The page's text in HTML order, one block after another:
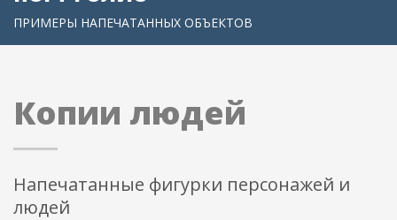
ПРИМЕРЫ НАПЕЧАТАННЫХ ОБЪЕКТОВ
Копии людей
Напечатанные фигурки персонажей и
людей